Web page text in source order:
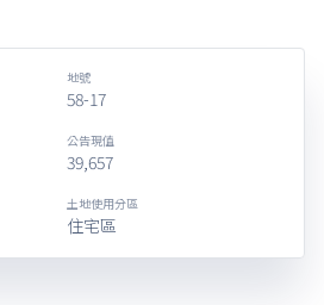
地號
58-17
公告現值
39,657
土地使用分區
住宅區